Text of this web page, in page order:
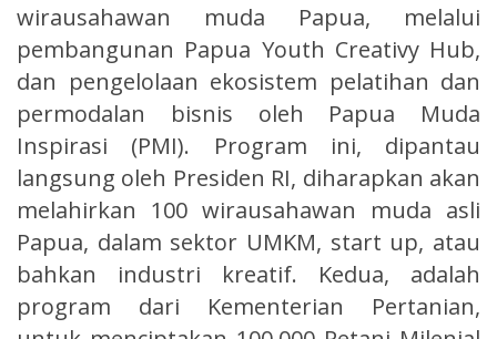
wirausahawan muda Papua, melalui
pembangunan Papua Youth Creativy Hub,
dan pengelolaan ekosistem pelatihan dan
permodalan bisnis oleh Papua Muda
Inspirasi (PMI). Program ini, dipantau
langsung oleh Presiden RI, diharapkan akan
melahirkan 100 wirausahawan muda asli
Papua, dalam sektor UMKM, start up, atau
bahkan industri kreatif. Kedua, adalah
program dari Kementerian Pertanian,